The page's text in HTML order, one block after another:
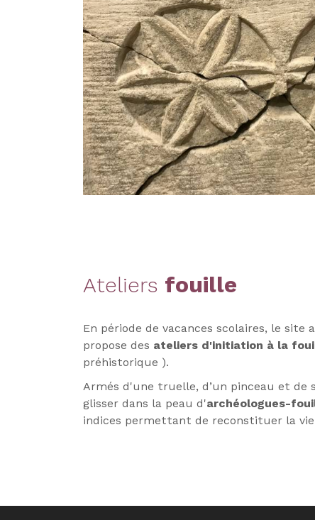
Ateliers fouille
En période de vacances scolaires, le site
propose des ateliers d'initiation à la
préhistorique ).
Armés d'une truelle, d’un pinceau et de
glisser dans la peau d'archéologues-
indices permettant de reconstituer la vie